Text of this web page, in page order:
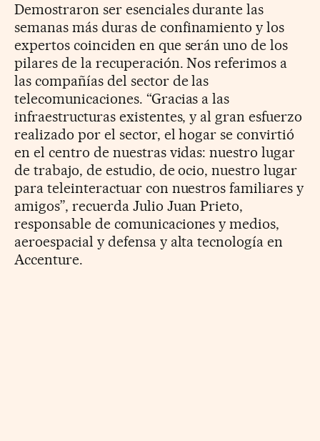
Demostraron ser esenciales durante las
semanas más duras de confinamiento y los
expertos coinciden en que serán uno de los
pilares de la recuperación. Nos referimos a
las compañías del sector de las
telecomunicaciones. “Gracias a las
infraestructuras existentes, y al gran esfuerzo
realizado por el sector, el hogar se convirtió
en el centro de nuestras vidas: nuestro lugar
de trabajo, de estudio, de ocio, nuestro lugar
para teleinteractuar con nuestros familiares y
amigos”, recuerda Julio Juan Prieto,
responsable de comunicaciones y medios,
aeroespacial y defensa y alta tecnología en
Accenture.